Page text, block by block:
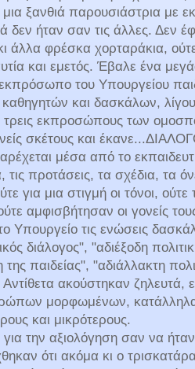
μια ξανθιά παρουσιάστρια με
δεν ήταν σαν τις άλλες. Δεν
άλλα φρέσκα χορταράκια,
και εμετός. Έβαλε ένα
του Υπουργείου
και δασκάλων,
εκπροσώπους των
σκέτους και
μέσα από το
προτάσεις, τα σχέδια, τα
για μια στιγμή οι τόνοι,
αμφισβήτησαν οι γονείς
Υπουργείο τις ενώσεις
διάλογος", "αδιέξοδη
παιδείας", "αδιάλλακτη
Αντίθετα ακούστηκαν ζηλευτά,
μορφωμένων,
και μικρότερους.
για την αξιολόγηση σαν να
ότι ακόμα κι ο